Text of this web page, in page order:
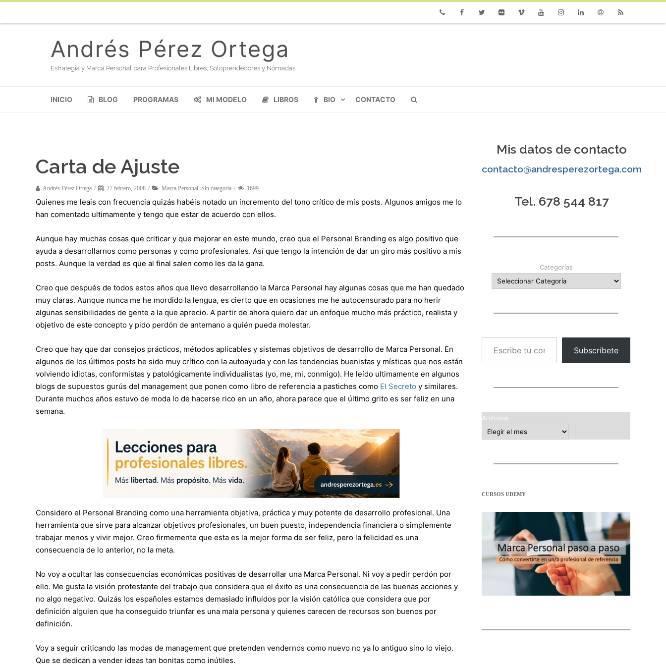
Andrés Pérez Ortega
Estrategia y Marca Personal para Profesionales Libres, Soloprendedores y Nómadas
INICIO BLOG PROGRAMAS MI MODELO LIBROS BIO CONTACTO
Carta de Ajuste
Andrés Pérez Ortega 27 febrero, 2008 Marca Personal, Sin categoría 1699
Quienes me leais con frecuencia quizás habéis notado un incremento del tono crítico de mis posts. Algunos amigos me lo
han comentado ultimamente y tengo que estar de acuerdo con ellos.
Aunque hay muchas cosas que criticar y que mejorar en este mundo, creo que el Personal Branding es algo positivo que
ayuda a desarrollarnos como personas y como profesionales. Así que tengo la intención de dar un giro más positivo a mis
posts. Aunque la verdad es que al final salen como les da la gana.
Creo que después de todos estos años que llevo desarrollando la Marca Personal hay algunas cosas que me han quedado
muy claras. Aunque nunca me he mordido la lengua, es cierto que en ocasiones me he autocensurado para no herir
algunas sensibilidades de gente a la que aprecio. A partir de ahora quiero dar un enfoque mucho más práctico, realista y
objetivo de este concepto y pido perdón de antemano a quién pueda molestar.
Creo que hay que dar consejos prácticos, métodos aplicables y sistemas objetivos de desarrollo de Marca Personal. En
algunos de los últimos posts he sido muy crítico con la autoayuda y con las tendencias buenistas y místicas que nos están
volviendo idiotas, conformistas y patológicamente individualistas (yo, me, mi, conmigo). He leído ultimamente en algunos
blogs de supuestos gurús del management que ponen como libro de referencia a pastiches como El Secreto y similares.
Durante muchos años estuvo de moda lo de hacerse rico en un año, ahora parece que el último grito es ser feliz en una
semana.
Considero el Personal Branding como una herramienta objetiva, práctica y muy potente de desarrollo profesional. Una
herramienta que sirve para alcanzar objetivos profesionales, un buen puesto, independencia financiera o simplemente
trabajar menos y vivir mejor. Creo firmemente que esta es la mejor forma de ser feliz, pero la felicidad es una
consecuencia de lo anterior, no la meta.
No voy a ocultar las consecuencias económicas positivas de desarrollar una Marca Personal. Ni voy a pedir perdón por
ello. Me gusta la visión protestante del trabajo que considera que el éxito es una consecuencia de las buenas acciones y
no algo negativo. Quizás los españoles estamos demasiado influidos por la visión católica que considera que por
definición alguien que ha conseguido triunfar es una mala persona y quienes carecen de recursos son buenos por
definición.
Voy a seguir criticando las modas de management que pretenden vendernos como nuevo no ya lo antiguo sino lo viejo.
Que se dedican a vender ideas tan bonitas como inútiles.
Mis datos de contacto
contacto@andresperezortega.com
Tel. 678 544 817
Categorías
Escribe tu correo electrónico…
Subscríbete
Archivos
CURSOS UDEMY